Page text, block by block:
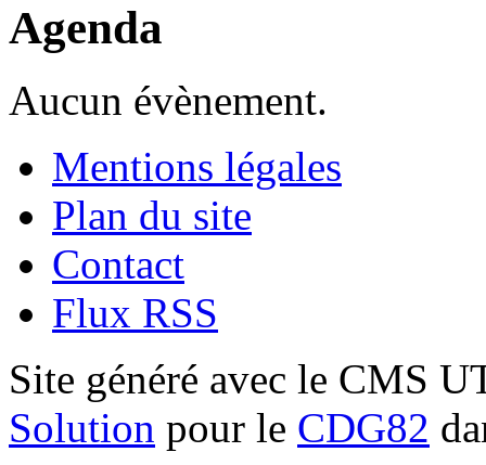
Agenda
Aucun évènement.
Mentions légales
Plan du site
Contact
Flux RSS
Site généré avec le CMS
Solution pour le CDG82